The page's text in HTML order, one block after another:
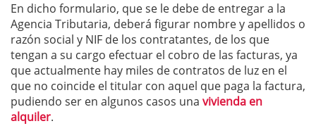
En dicho formulario, que se le debe de entregar a la
Agencia Tributaria, deberá figurar nombre y apellidos o
razón social y NIF de los contratantes, de los que
tengan a su cargo efectuar el cobro de las facturas, ya
que actualmente hay miles de contratos de luz en el
que no coincide el titular con aquel que paga la factura,
pudiendo ser en algunos casos una vivienda en
alquiler.